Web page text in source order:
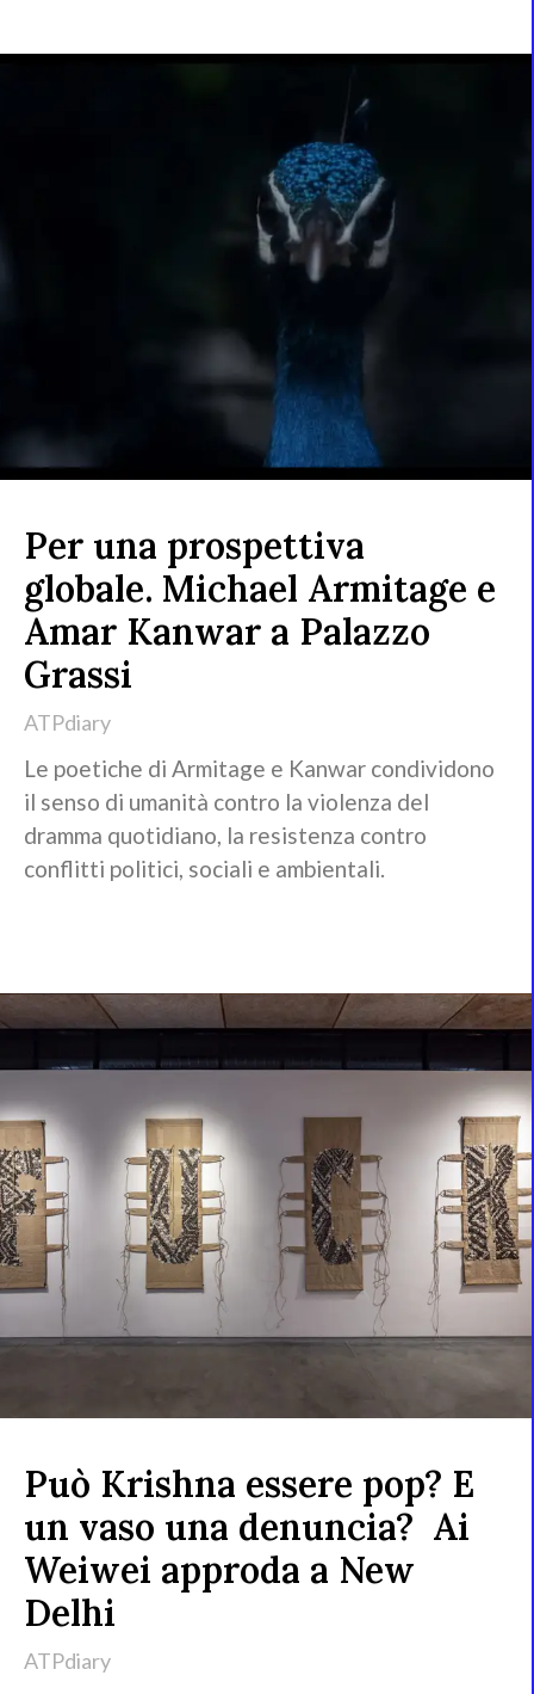
Per una prospettiva
globale. Michael Armitage e
Amar Kanwar a Palazzo
Grassi
ATPdiary
Le poetiche di Armitage e Kanwar condividono
il senso di umanità contro la violenza del
dramma quotidiano, la resistenza contro
conflitti politici, sociali e ambientali.
Può Krishna essere pop? E
un vaso una denuncia? Ai
Weiwei approda a New
Delhi
ATPdiary